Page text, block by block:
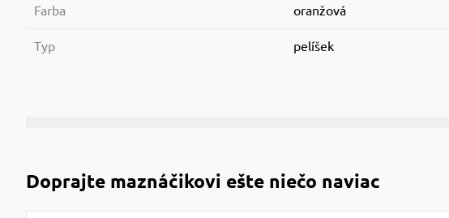
Farba oranžová
Typ pelíšek
Doprajte maznáčikovi ešte niečo naviac